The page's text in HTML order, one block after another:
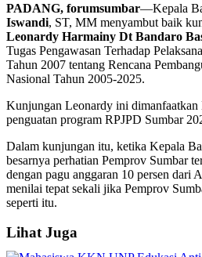
PADANG, forumsumbar—Kepala
Iswandi, ST, MM menyambut baik
Leonardy Harmainy Dt Bandaro
Tugas Pengawasan Terhadap
Tahun 2007 tentang Rencana
Nasional Tahun 2005-2025.
Kunjungan Leonardy ini
penguatan program RPJPD Sumbar
Dalam kunjungan itu, ketika Kepala
besarnya perhatian Pemprov Sumbar
dengan pagu anggaran 10 persen dari
menilai tepat sekali jika Pemprov
seperti itu.
Lihat Juga